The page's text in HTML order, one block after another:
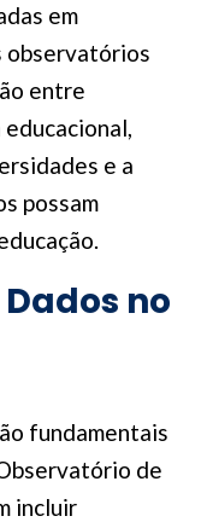
em
observatórios
entre
e a
possam
no
fundamentais
de
incluir